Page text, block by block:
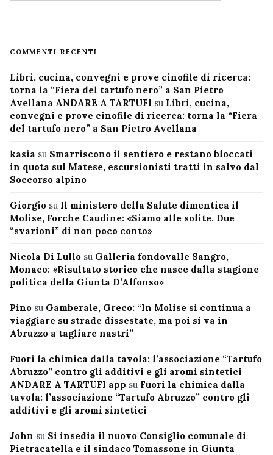
COMMENTI RECENTI
Libri, cucina, convegni e prove cinofile di ricerca:
torna la “Fiera del tartufo nero” a San Pietro
Avellana ANDARE A TARTUFI su Libri, cucina,
convegni e prove cinofile di ricerca: torna la “Fiera
del tartufo nero” a San Pietro Avellana
kasia su Smarriscono il sentiero e restano bloccati
in quota sul Matese, escursionisti tratti in salvo dal
Soccorso alpino
Giorgio su Il ministero della Salute dimentica il
Molise, Forche Caudine: «Siamo alle solite. Due
“svarioni” di non poco conto»
Nicola Di Lullo su Galleria fondovalle Sangro,
Monaco: «Risultato storico che nasce dalla stagione
politica della Giunta D’Alfonso»
Pino su Gamberale, Greco: “In Molise si continua a
viaggiare su strade dissestate, ma poi si va in
Abruzzo a tagliare nastri”
Fuori la chimica dalla tavola: l’associazione “Tartufo
Abruzzo” contro gli additivi e gli aromi sintetici
ANDARE A TARTUFI app su Fuori la chimica dalla
tavola: l’associazione “Tartufo Abruzzo” contro gli
additivi e gli aromi sintetici
John su Si insedia il nuovo Consiglio comunale di
Pietracatella e il sindaco Tomassone in Giunta